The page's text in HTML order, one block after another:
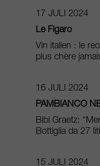
17 JULI 2024
Le Figaro
Vin italien : le
plus chère
16 JULI 2024
PAMBIANCO
Bibi Graetz:
Bottiglia da 27
15 JULI 2024